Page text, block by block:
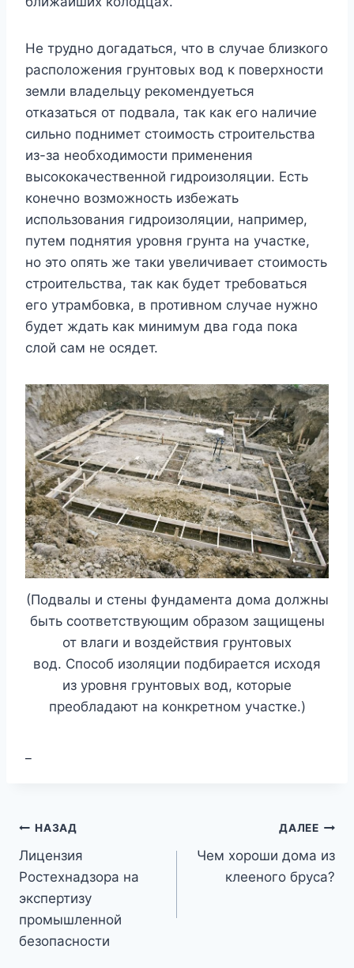
Не трудно догадаться, что в случае близкого
расположения грунтовых вод к поверхности
земли владельцу рекомендуеться
отказаться от подвала, так как его наличие
сильно поднимет стоимость строительства
из-за необходимости применения
высококачественной гидроизоляции. Есть
конечно возможность избежать
использования гидроизоляции, например,
путем поднятия уровня грунта на участке,
но это опять же таки увеличивает стоимость
строительства, так как будет требоваться
его утрамбовка, в противном случае нужно
будет ждать как минимум два года пока
слой сам не осядет.
(Подвалы и стены фундамента дома должны
быть соответствующим образом защищены
от влаги и воздействия грунтовых
вод. Способ изоляции подбирается исходя
из уровня грунтовых вод, которые
преобладают на конкретном участке.)
Навигация
по
записям
НАЗАД
Лицензия
Ростехнадзора на
экспертизу
промышленной
безопасности
ДАЛЕЕ
Чем хороши дома из
клееного бруса?